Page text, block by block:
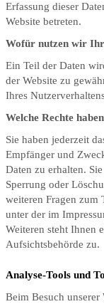
Erfassung dieser
Website betreten.
Wofür nutzen wir
Ein Teil der Daten
der Website zu
Ihres
Welche Rechte
Sie haben jederzeit
Empfänger und
Daten zu erhalten.
Sperrung oder
weiteren Fragen zum
unter der im
Weiteren steht Ihnen
Aufsichtsbehörde zu.
Analyse-Tools und
Beim Besuch unserer